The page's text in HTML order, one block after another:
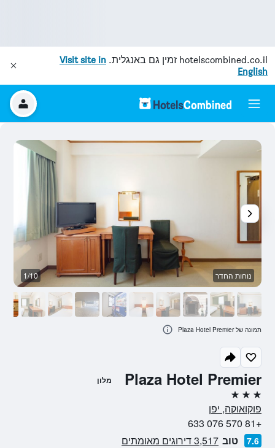
hotelscombined.co.il זמין גם באנגלית. Visit site in
English
Plaza Hotel Premier מלון
3 כוכבים
פוקואוקה, יפן
+81 570 076 633
7.6 טוב 3,517 דירוגים מאומתים
נוחות החדר 1/10
תמונה של Plaza Hotel Premier